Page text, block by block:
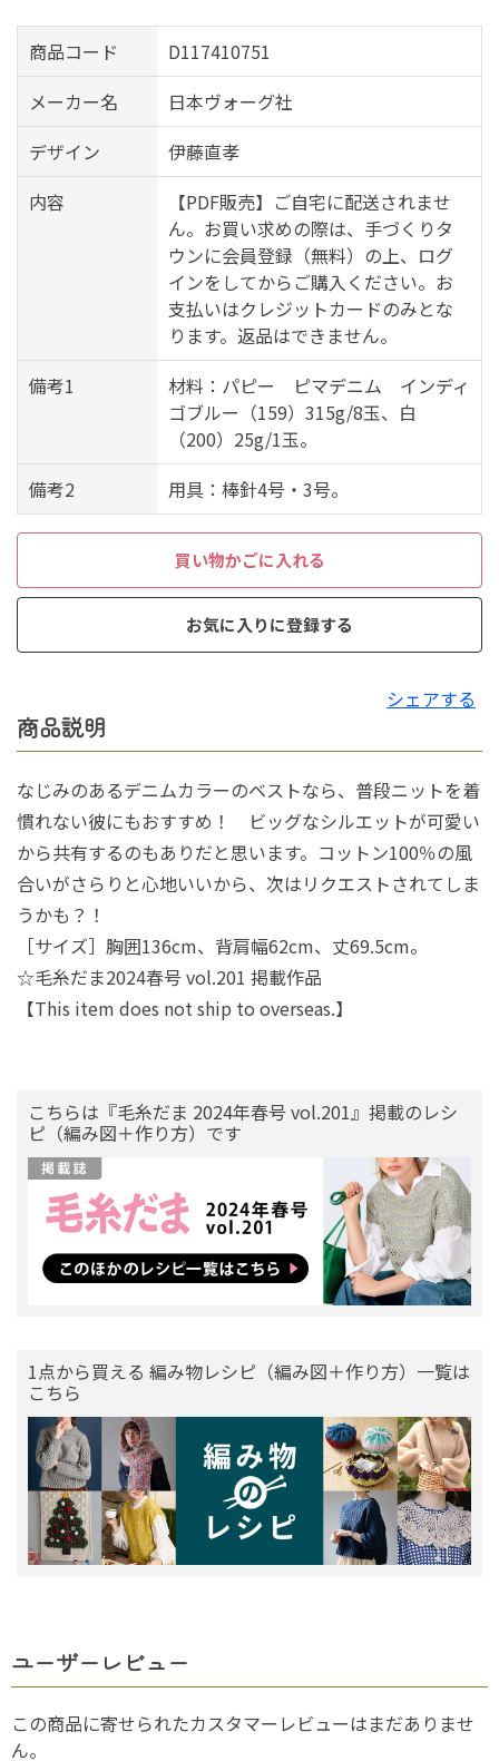
商品コード
D117410751
メーカー名
日本ヴォーグ社
デザイン
伊藤直孝
内容
【PDF販売】ご自宅に配送されませ
ん。お買い求めの際は、手づくりタ
ウンに会員登録（無料）の上、ログ
インをしてからご購入ください。お
支払いはクレジットカードのみとな
ります。返品はできません。
備考1
材料：パピー ピマデニム インディ
ゴブルー（159）315g/8玉、白
（200）25g/1玉。
備考2
用具：棒針4号・3号。
買い物かごに入れる
お気に入りに登録する
シェアする
商品説明
なじみのあるデニムカラーのベストなら、普段ニットを着
慣れない彼にもおすすめ！ ビッグなシルエットが可愛い
から共有するのもありだと思います。コットン100％の風
合いがさらりと心地いいから、次はリクエストされてしま
うかも？！
［サイズ］胸囲136cm、背肩幅62cm、丈69.5cm。
☆毛糸だま2024春号 vol.201 掲載作品
【This item does not ship to overseas.】
こちらは『毛糸だま 2024年春号 vol.201』掲載のレシ
ピ（編み図＋作り方）です
1点から買える 編み物レシピ（編み図＋作り方）一覧は
こちら
ユーザーレビュー
この商品に寄せられたカスタマーレビューはまだありませ
ん。